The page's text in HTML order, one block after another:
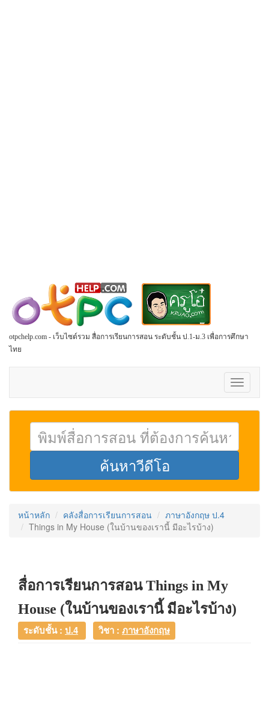
otpchelp.com - เว็บไซต์รวม สื่อการเรียนการสอน ระดับชั้น ป.1-ม.3 เพื่อการศึกษา
ไทย
Toggle
หน้าหลัก คลังสื่อการเรียนการสอน
ภาษาอังกฤษ ป.4
Things in My House (ในบ้านของเรานี้ มีอะไรบ้าง)
สื่อการเรียนการสอน Things in My
House (ในบ้านของเรานี้ มีอะไรบ้าง)
ระดับชั้น : ป.4 วิชา : ภาษาอังกฤษ